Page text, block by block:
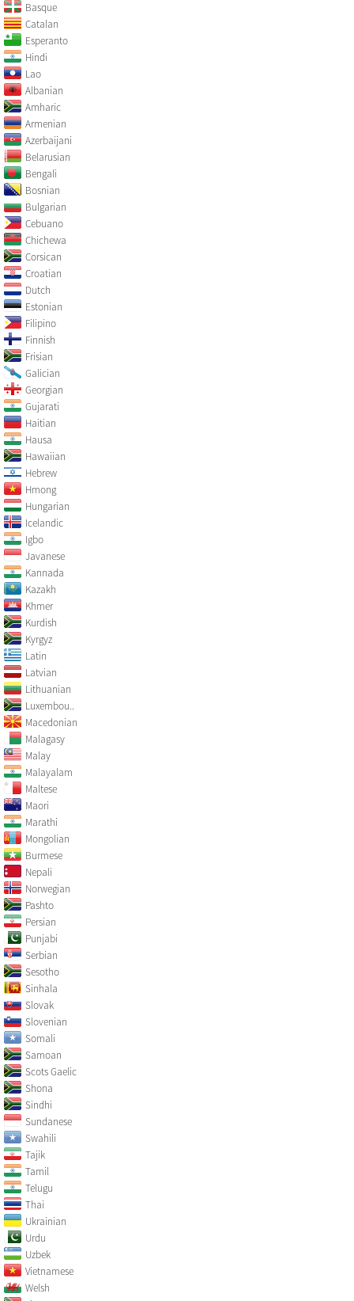
Basque
Catalan
Esperanto
Hindi
Lao
Albanian
Amharic
Armenian
Azerbaijani
Belarusian
Bengali
Bosnian
Bulgarian
Cebuano
Chichewa
Corsican
Croatian
Dutch
Estonian
Filipino
Finnish
Frisian
Galician
Georgian
Gujarati
Haitian
Hausa
Hawaiian
Hebrew
Hmong
Hungarian
Icelandic
Igbo
Javanese
Kannada
Kazakh
Khmer
Kurdish
Kyrgyz
Latin
Latvian
Lithuanian
Luxembou..
Macedonian
Malagasy
Malay
Malayalam
Maltese
Maori
Marathi
Mongolian
Burmese
Nepali
Norwegian
Pashto
Persian
Punjabi
Serbian
Sesotho
Sinhala
Slovak
Slovenian
Somali
Samoan
Scots Gaelic
Shona
Sindhi
Sundanese
Swahili
Tajik
Tamil
Telugu
Thai
Ukrainian
Urdu
Uzbek
Vietnamese
Welsh